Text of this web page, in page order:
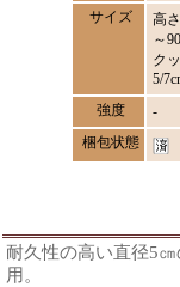
サイズ
高
～
ク
5/
強度
-
梱包状態
耐久性の高い直径5
用。